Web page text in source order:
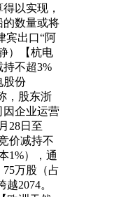
以实现，
的数量或将
宾出口“阿
）【杭电
不超3%
股份
，股东浙
因企业运营
28日至
价减持不
1%），通
万股（占
2074。